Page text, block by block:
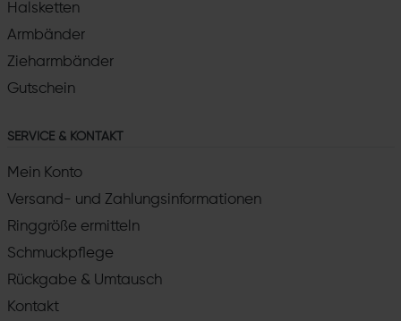
Halsketten
Armbänder
Zieharmbänder
Gutschein
SERVICE & KONTAKT
Mein Konto
Versand- und Zahlungsinformationen
Ringgröße ermitteln
Schmuckpflege
Rückgabe & Umtausch
Kontakt